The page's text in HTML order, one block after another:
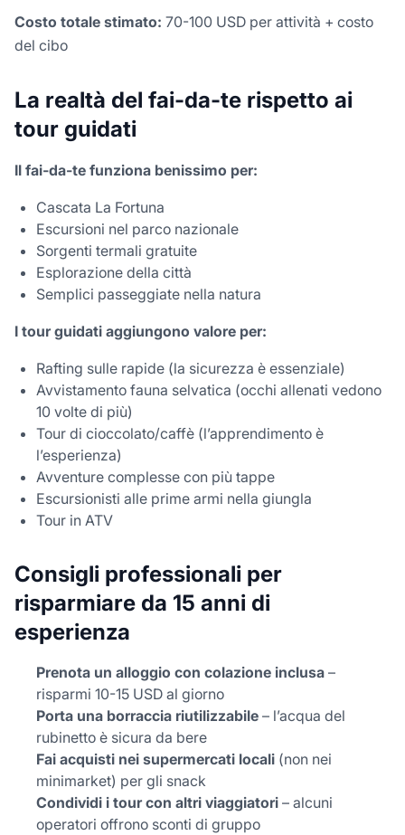
Costo totale stimato: 70-100 USD per attività + costo
del cibo
La realtà del fai-da-te rispetto ai
tour guidati
Il fai-da-te funziona benissimo per:
Cascata La Fortuna
Escursioni nel parco nazionale
Sorgenti termali gratuite
Esplorazione della città
Semplici passeggiate nella natura
I tour guidati aggiungono valore per:
Rafting sulle rapide (la sicurezza è essenziale)
Avvistamento fauna selvatica (occhi allenati vedono
10 volte di più)
Tour di cioccolato/caffè (l’apprendimento è
l’esperienza)
Avventure complesse con più tappe
Escursionisti alle prime armi nella giungla
Tour in ATV
Consigli professionali per
risparmiare da 15 anni di
esperienza
Prenota un alloggio con colazione inclusa –
risparmi 10-15 USD al giorno
Porta una borraccia riutilizzabile – l’acqua del
rubinetto è sicura da bere
Fai acquisti nei supermercati locali (non nei
minimarket) per gli snack
Condividi i tour con altri viaggiatori – alcuni
operatori offrono sconti di gruppo